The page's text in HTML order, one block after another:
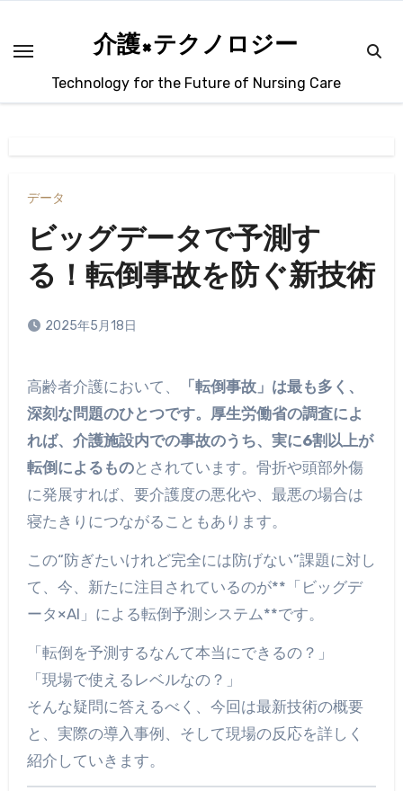
介護×テクノロジー
Technology for the Future of Nursing Care
データ
ビッグデータで予測す
る！転倒事故を防ぐ新技術
2025年5月18日
高齢者介護において、
「転倒事故」は最も多く、
深刻な問題のひとつです。厚生労働省の調査によ
れば、介護施設内での事故のうち、実に6割以上が
転倒によるものとされています。骨折や頭部外傷
に発展すれば、要介護度の悪化や、最悪の場合は
寝たきりにつながることもあります。
この“防ぎたいけれど完全には防げない”課題に対し
て、今、新たに注目されているのが**「ビッグデ
ータ×AI」による転倒予測システム**です。
「転倒を予測するなんて本当にできるの？」
「現場で使えるレベルなの？」
そんな疑問に答えるべく、今回は最新技術の概要
と、実際の導入事例、そして現場の反応を詳しく
紹介していきます。